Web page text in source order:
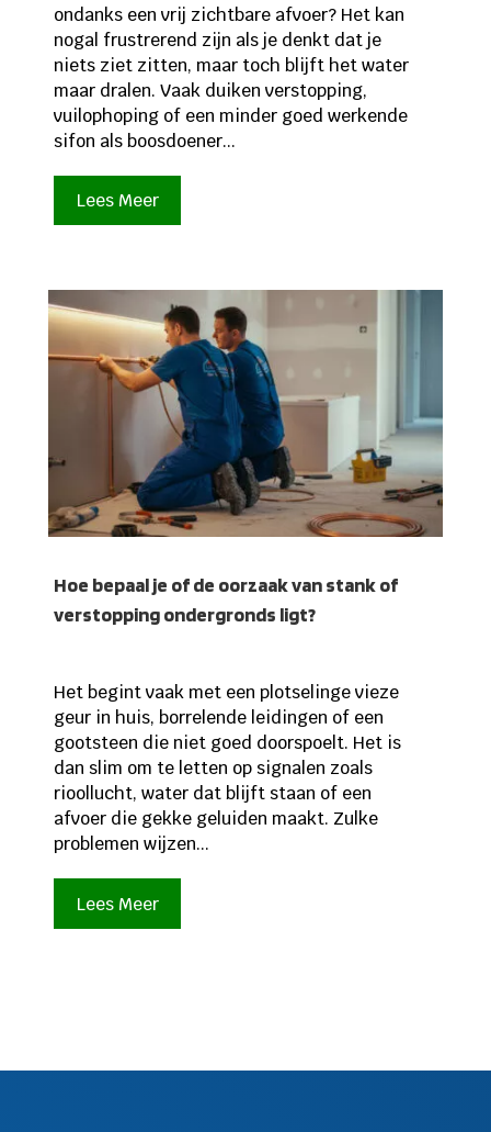
ondanks een vrij zichtbare afvoer? Het kan
nogal frustrerend zijn als je denkt dat je
niets ziet zitten, maar toch blijft het water
maar dralen. Vaak duiken verstopping,
vuilophoping of een minder goed werkende
sifon als boosdoener...
Lees Meer
Hoe bepaal je of de oorzaak van stank of
verstopping ondergronds ligt?
Het begint vaak met een plotselinge vieze
geur in huis, borrelende leidingen of een
gootsteen die niet goed doorspoelt. Het is
dan slim om te letten op signalen zoals
rioollucht, water dat blijft staan of een
afvoer die gekke geluiden maakt. Zulke
problemen wijzen...
Lees Meer